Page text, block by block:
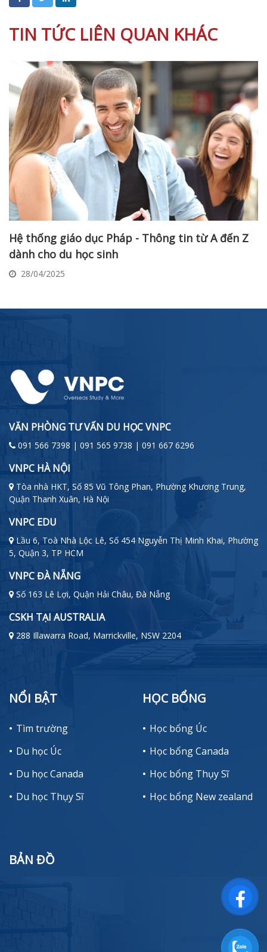
TIN TỨC LIÊN QUAN KHÁC
Hệ thống giáo dục Pháp - Thông tin từ A đến Z
dành cho du học sinh
28/04/2025
VĂN PHÒNG TƯ VẤN DU HỌC VNPC
091 566 7398 | 091 565 9738 | 091 667 6296
VNPC HÀ NỘI
Tòa nhà HKT, Số 85 Vũ Tông Phan, Phường Khương Trung,
Quận Thanh Xuân, Hà Nội
VNPC EDU
Lầu 6, Toà Nhà Lộc Lê, Số 454 Nguyễn Thị Minh Khai, Phường
5, Quận 3, TP HCM
VNPC ĐÀ NẴNG
Số 163 Lê Lợi, Quận Hải Châu, Đà Nẵng
CSKH TẠI AUSTRALIA
288 Illawarra Road, Marrickville, NSW 2204
NỔI BẬT
Tìm trường
Du học Úc
Du học Canada
Du học Thụy Sĩ
HỌC BỔNG
Học bổng Úc
Học bổng Canada
Học bổng Thụy Sĩ
Học bổng New zealand
BẢN ĐỒ